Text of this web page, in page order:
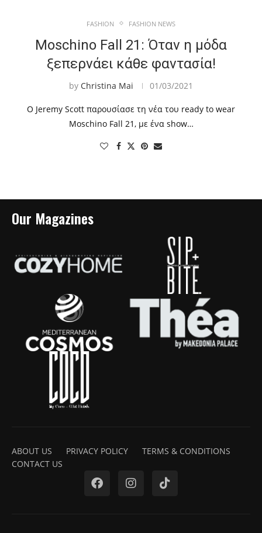
FASHION FASHION NEWS
Moschino Fall 21: Όταν η μόδα
ξεπερνάει κάθε φαντασία!
by Christina Mai 01/03/2021
Ο Jeremy Scott παρουσίασε τη νέα του ready to wear
Moschino Fall 21, με ένα show…
Our Magazines
ABOUT US PRIVACY POLICY
TERMS & CONDITIONS
CONTACT US